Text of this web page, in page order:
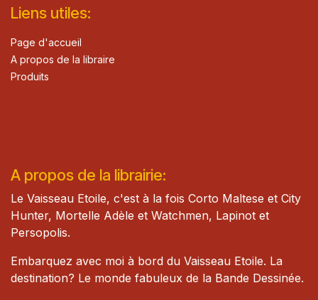
Lie​ns utiles:
Page d'accueil
A propos de la libraire
Produits
A propos de la librairie:
Le Vaisseau Etoile, c'est à la fois Corto Maltese et City
Hunter, Mortelle Adèle et Watch​men, Lapinot et
Persopolis.
Embarquez avec moi à bord du Vaisseau Etoile. La
destination? Le monde fabuleux de la Bande Dessinée.